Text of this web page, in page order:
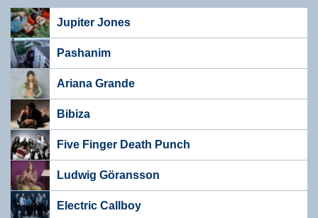
Jupiter Jones
Pashanim
Ariana Grande
Bibiza
Five Finger Death Punch
Ludwig Göransson
Electric Callboy